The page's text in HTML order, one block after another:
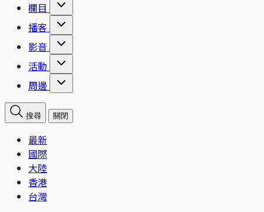
欄目
播客
影音
活動
周邊
搜尋 關閉
最新
國際
大陸
香港
台灣